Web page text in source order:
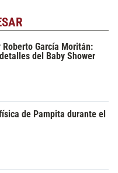
Roberto García Moritán:
del Baby Shower
de Pampita durante el